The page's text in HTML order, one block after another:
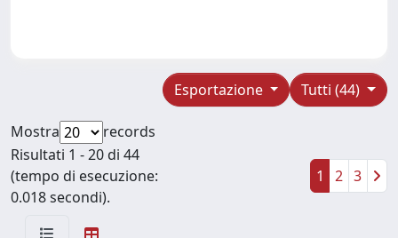
Tutti (44)
Esportazione
Mostra
records
Risultati 1 - 20 di 44
(tempo di esecuzione:
0.018 secondi).
1 2 3